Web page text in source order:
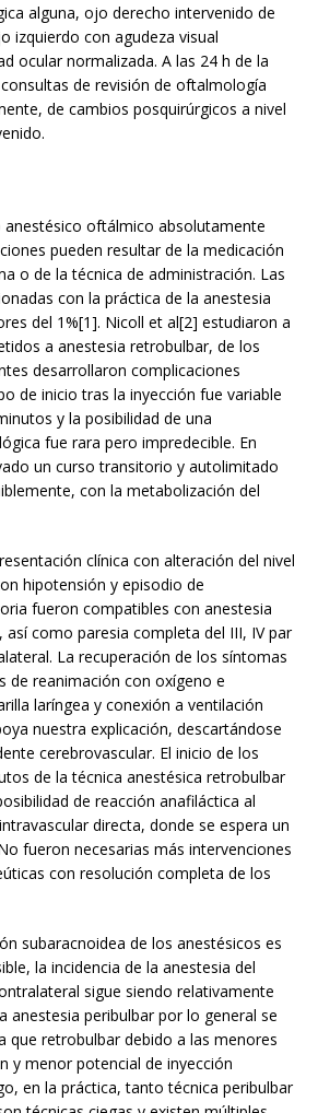
alguna, ojo derecho intervenido de
izquierdo con agudeza visual
ocular normalizada. A las 24 h de la
de revisión de oftalmología
de cambios posquirúrgicos a nivel
oftálmico absolutamente
pueden resultar de la medicación
o de la técnica de administración. Las
con la práctica de la anestesia
del 1%[1]. Nicoll et al[2] estudiaron a
a anestesia retrobulbar, de los
desarrollaron complicaciones
de inicio tras la inyección fue variable
y la posibilidad de una
fue rara pero impredecible. En
un curso transitorio y autolimitado
con la metabolización del
clínica con alteración del nivel
hipotensión y episodio de
fueron compatibles con anestesia
como paresia completa del III, IV par
La recuperación de los síntomas
de reanimación con oxígeno e
laríngea y conexión a ventilación
nuestra explicación, descartándose
cerebrovascular. El inicio de los
de la técnica anestésica retrobulbar
de reacción anafiláctica al
directa, donde se espera un
fueron necesarias más intervenciones
con resolución completa de los
subaracnoidea de los anestésicos es
la incidencia de la anestesia del
sigue siendo relativamente
anestesia peribulbar por lo general se
que retrobulbar debido a las menores
y menor potencial de inyección
en la práctica, tanto técnica peribulbar